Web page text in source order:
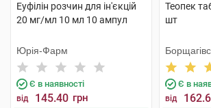
Еуфілін розчин для ін'єкцій
20 мг/мл 10 мл 10 ампул
Юрія-Фарм
Є в наявності
від 145.40 грн
Теопек
шт
Є в
від